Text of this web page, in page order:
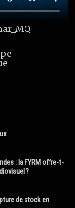
: la FYRM offre-t-
?
de stock en